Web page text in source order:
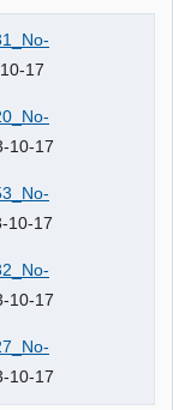
17
10-17
10-17
10-17
10-17